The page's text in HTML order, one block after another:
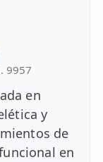
9957
en
y
de
en